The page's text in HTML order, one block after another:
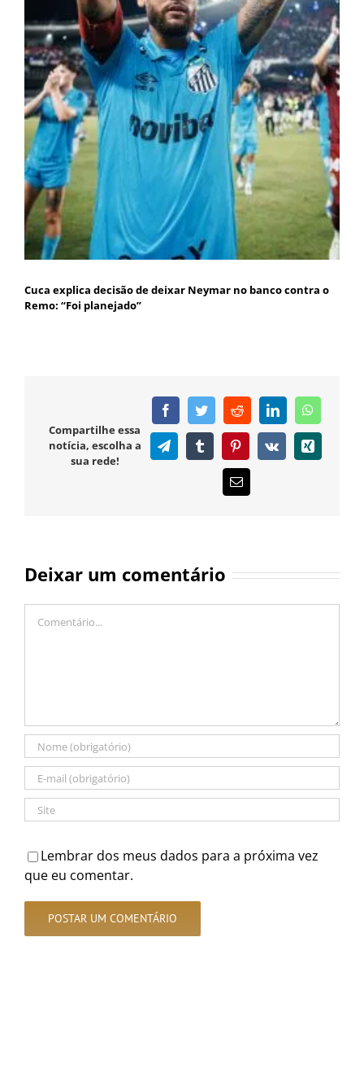
Cuca explica decisão de deixar Neymar no banco contra o
Remo: “Foi planejado”
Compartilhe essa
notícia, escolha a
sua rede!
FacebookTwitterRedditLinkedIn
TelegramTumblr PinterestVk Xing
E-
mail
Deixar um comentário
Lembrar dos meus dados para a próxima vez
que eu comentar.